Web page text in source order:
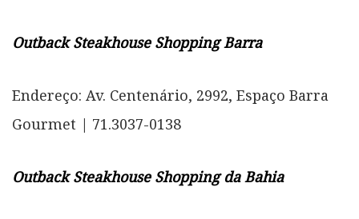
Outback Steakhouse Shopping Barra
Endereço: Av. Centenário, 2992, Espaço Barra
Gourmet | 71.3037-0138
Outback Steakhouse Shopping da Bahia